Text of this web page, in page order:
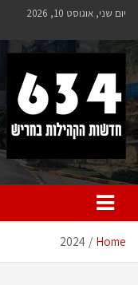
Skip
content
יום שני, אוגוסט 10, 2026
חריש 634
חדשות הקהילות בחריש
Home
2024